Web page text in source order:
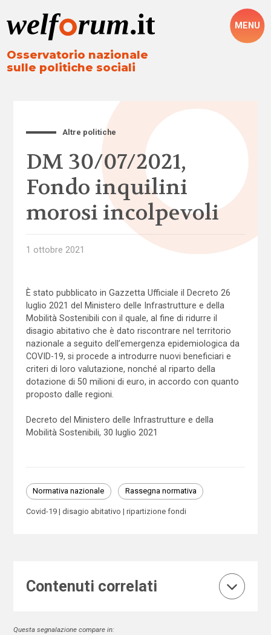
Osservatorio nazionale
sulle politiche sociali
MENU
Altre politiche
DM 30/07/2021,
Fondo inquilini
morosi incolpevoli
1 ottobre 2021
È stato pubblicato in Gazzetta Ufficiale il Decreto 26
luglio 2021 del Ministero delle Infrastrutture e della
Mobilità Sostenibili con il quale, al fine di ridurre il
disagio abitativo che è dato riscontrare nel territorio
nazionale a seguito dell’emergenza epidemiologica da
COVID-19, si procede a introdurre nuovi beneficiari e
criteri di loro valutazione, nonché al riparto della
dotazione di 50 milioni di euro, in accordo con quanto
proposto dalle regioni.
Decreto del Ministero delle Infrastrutture e della
Mobilità Sostenibili, 30 luglio 2021
Normativa nazionale Rassegna normativa
Covid-19 disagio abitativo ripartizione fondi
Contenuti correlati
Questa segnalazione compare in: